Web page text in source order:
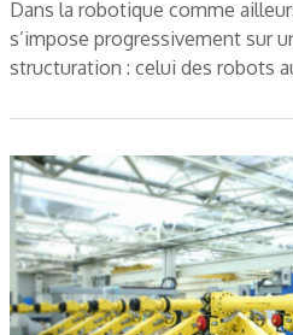
Dans la robotique comme
s’impose progressivement sur
structuration : celui des robots